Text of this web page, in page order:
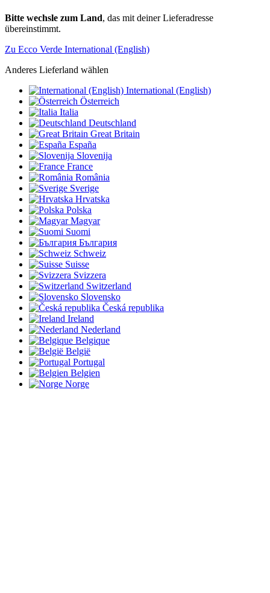
Bitte wechsle zum Land, das mit deiner Lieferadresse
übereinstimmt.
Zu Ecco Verde International (English)
Anderes Lieferland wählen
International (English)
Österreich
Italia
Deutschland
Great Britain
España
Slovenija
France
România
Sverige
Hrvatska
Polska
Magyar
Suomi
България
Schweiz
Suisse
Svizzera
Switzerland
Slovensko
Česká republika
Ireland
Nederland
Belgique
België
Portugal
Belgien
Norge